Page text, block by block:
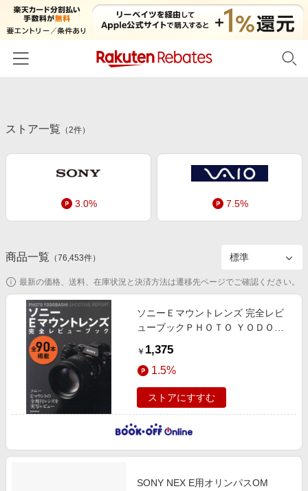
カテゴリー一覧
百貨店・総合ECモール
ファッション・インナー・小物
食品・スイーツ・お酒
家電・PC・スマホ・カメラ
エンタメ
スポーツ・アウトドア・ゴルフ
インテリア・寝具
ペット・花・DIY・車
旅行・レジャー・ホテル予約
金融・マネー・保険
初回購入者限定特典
新着ストアのご紹介
電子書籍特集
楽天ペイ導入ストア
楽天サービス特集
旅行特集
わくわく夏特集
とことん買い物チャレンジ
Apple公式サイト×楽天カード分割払い
Samsung ボーナスキャンペーン
友達紹介
楽天IDでログイン/会員登録
ストア一覧 （2件）
3.0% 7.5%
商品一覧 （76,453件）
最新の価格、送料、在庫状況と決済方法は遷移先ページでご確認ください。
ソニーＥマウントレンズ 完全レビ
ューブックＰＨＯＴＯ ＹＯＤＯＢ
ＯＲＴ玄光社ＭＯＯＫ
￥ 1,375
1.5%
ストアにすすむ
SONY NEX E用オリンパスOM